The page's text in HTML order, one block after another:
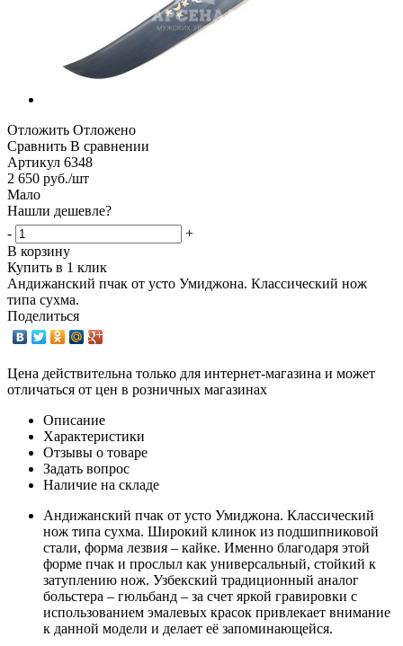
Отложить Отложено
Сравнить В сравнении
Артикул 6348
2 650 руб./шт
Мало
Нашли дешевле?
-
+
В корзину
Купить в 1 клик
Андижанский пчак от усто Умиджона. Классический нож
типа сухма.
Поделиться
Цена действительна только для интернет-магазина и может
отличаться от цен в розничных магазинах
Описание
Характеристики
Отзывы о товаре
Задать вопрос
Наличие на складе
Андижанский пчак от усто Умиджона. Классический
нож типа сухма. Широкий клинок из подшипниковой
стали, форма лезвия – кайке. Именно благодаря этой
форме пчак и прослыл как универсальный, стойкий к
затуплению нож. Узбекский традиционный аналог
больстера – гюльбанд – за счет яркой гравировки с
использованием эмалевых красок привлекает внимание
к данной модели и делает её запоминающейся.